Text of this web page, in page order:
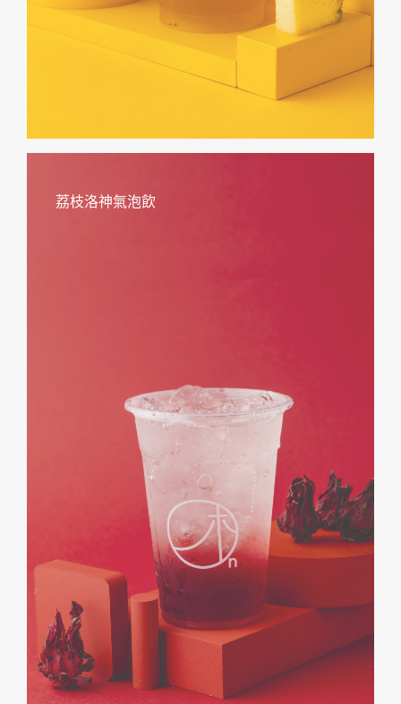
荔枝洛神氣泡飲